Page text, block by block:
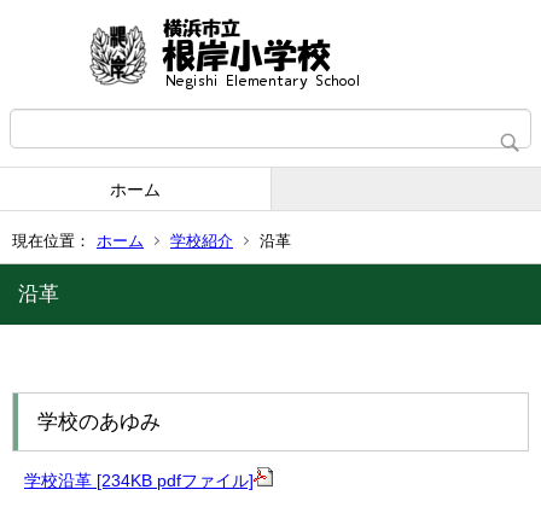
ホーム
現在位置： ホーム 学校紹介 沿革
沿革
学校のあゆみ
学校沿革 [234KB pdfファイル]